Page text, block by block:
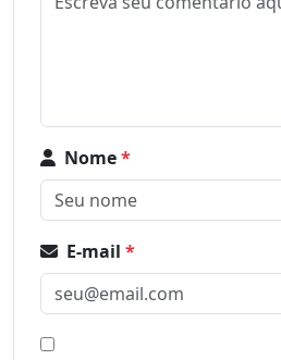
Nome*
E-mail *